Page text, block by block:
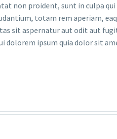
non proident, sunt in culpa
totam rem aperiam,
sit aspernatur aut odit aut
dolorem ipsum quia dolor sit